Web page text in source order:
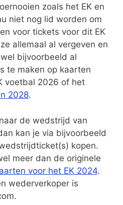
zoals het EK en
niet nog lid worden om
voor tickets voor dit EK
allemaal al vergeven en
bijvoorbeeld al
te maken op kaarten
voetbal 2026 of het
2028.
de wedstrijd van
kan je via bijvoorbeeld
kopen.
meer dan de originele
voor het EK 2024.
wederverkoper is